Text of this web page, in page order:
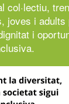
col·lectiu,
joves i adults
i